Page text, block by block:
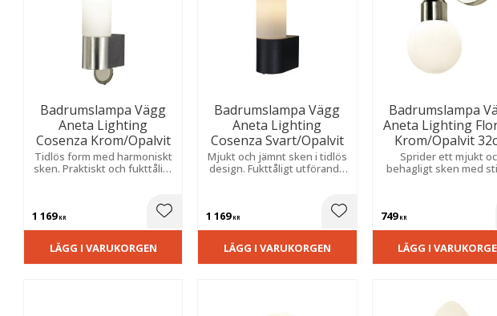
Badrumslampa Vägg
Aneta Lighting
Cosenza Krom/Opalvit
Tidlös form med harmoniskt
sken. Praktiskt och fukttåligt
1 169KR Lägg till i favoriter
LÄGG I VARUKORGEN
Badrumslampa Vägg
Aneta Lighting
Cosenza Svart/Opalvit
Mjukt och jämnt sken i tidlös
design. Fukttåligt utförande
1 169KR Lägg till i favoriter
LÄGG I VARUKORGEN
Badrumslampa
Aneta Lighting
Krom/Opalvit
Sprider ett mjukt
behagligt sken med
749KR
LÄGG I